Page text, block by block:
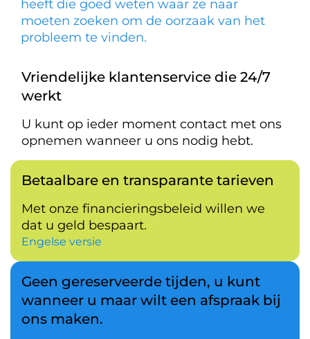
heeft die goed weten waar ze naar
moeten zoeken om de oorzaak van het
probleem te vinden.
Vriendelijke klantenservice die 24/7
werkt
U kunt op ieder moment contact met ons
opnemen wanneer u ons nodig hebt.
Betaalbare en transparante tarieven
Met onze financieringsbeleid willen we
dat u geld bespaart.
Engelse versie
Geen gereserveerde tijden, u kunt
wanneer u maar wilt een afspraak bij
ons maken.